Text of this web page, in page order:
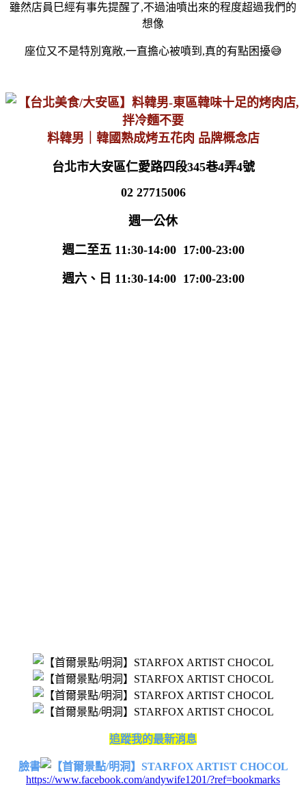
雖然店員巳經有事先提醒了,不過油噴出來的程度超過我們的
想像
座位又不是特別寬敞,一直擔心被噴到,真的有點困擾😅
料韓男｜韓國熟成烤五花肉 品牌概念店
台北市大安區仁愛路四段345巷4弄4號
02 27715006
週一公休
週二至五 11:30-14:00 17:00-23:00
週六、日 11:30-14:00 17:00-23:00
追蹤我的最新消息
臉書
https://www.facebook.com/andywife1201/?ref=bookmarks